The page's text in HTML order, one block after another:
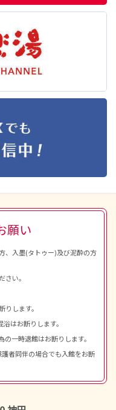
願い
、入墨(タトゥー)及び泥酔の方
い。
します。
はお断りします。
一時退館はお断りします。
者同伴の場合でも入館をお断